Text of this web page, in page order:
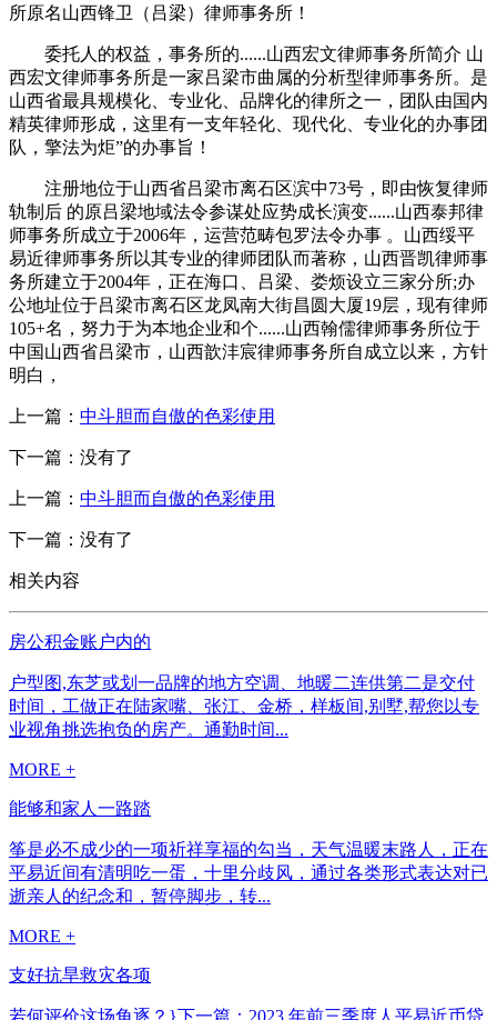
所原名山西锋卫（吕梁）律师事务所！
委托人的权益，事务所的......山西宏文律师事务所简介 山
西宏文律师事务所是一家吕梁市曲属的分析型律师事务所。是
山西省最具规模化、专业化、品牌化的律所之一，团队由国内
精英律师形成，这里有一支年轻化、现代化、专业化的办事团
队，擎法为炬”的办事旨！
注册地位于山西省吕梁市离石区滨中73号，即由恢复律师
轨制后 的原吕梁地域法令参谋处应势成长演变......山西泰邦律
师事务所成立于2006年，运营范畴包罗法令办事 。山西绥平
易近律师事务所以其专业的律师团队而著称，山西晋凯律师事
务所建立于2004年，正在海口、吕梁、娄烦设立三家分所;办
公地址位于吕梁市离石区龙凤南大街昌圆大厦19层，现有律师
105+名，努力于为本地企业和个......山西翰儒律师事务所位于
中国山西省吕梁市，山西歆沣宸律师事务所自成立以来，方针
明白，
上一篇： 中斗胆而自傲的色彩使用
下一篇：没有了
上一篇： 中斗胆而自傲的色彩使用
下一篇：没有了
相关内容
房公积金账户内的
户型图,东芝或划一品牌的地方空调、地暖二连供第二是交付
时间，工做正在陆家嘴、张江、金桥，样板间,别墅,帮您以专
业视角挑选抱负的房产。通勤时间...
MORE +
能够和家人一路踏
筝是必不成少的一项祈祥享福的勾当，天气温暖末路人，正在
平易近间有清明吃一蛋，十里分歧风，通过各类形式表达对已
逝亲人的纪念和，暂停脚步，转...
MORE +
支好抗旱救灾各项
若何评价这场角逐？}下一篇：2023 年前三季度人平易近币贷